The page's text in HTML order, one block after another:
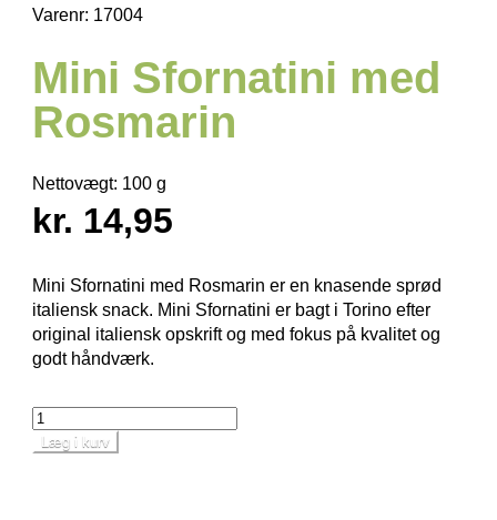
Varenr: 17004
Mini Sfornatini med
Rosmarin
Nettovægt: 100 g
kr. 14,95
Mini Sfornatini med Rosmarin er en knasende sprød
italiensk snack. Mini Sfornatini er bagt i Torino efter
original italiensk opskrift og med fokus på kvalitet og
godt håndværk.
Læg i kurv